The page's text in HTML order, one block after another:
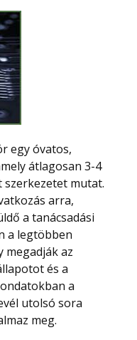
egy óvatos,
átlagosan 3-4
mutat.
arra,
a tanácsadási
a legtöbben
megadják az
és a
a
utolsó sora
meg.